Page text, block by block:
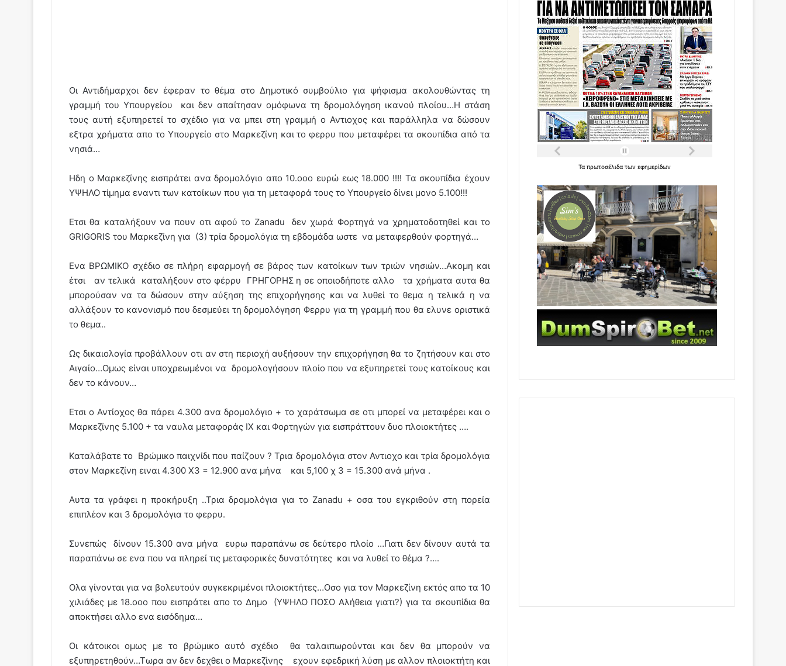
Οι Αντιδήμαρχοι δεν έφεραν το θέμα στο Δημοτικό συμβούλιο για ψήφισμα ακολουθώντας τη
γραμμή του Υπουργείου και δεν απαίτησαν ομόφωνα τη δρομολόγηση ικανού πλοίου…Η στάση
τους αυτή εξυπηρετεί το σχέδιο για να μπει στη γραμμή ο Αντιοχος και παράλληλα να δώσουν
εξτρα χρήματα απο το Υπουργείο στο Μαρκεζίνη και το φερρυ που μεταφέρει τα σκουπίδια από τα
νησιά…
Ηδη ο Μαρκεζίνης εισπράτει ανα δρομολόγιο απο 10.οοο ευρώ εως 18.000 !!!! Τα σκουπίδια έχουν
ΥΨΗΛΟ τίμημα εναντι των κατοίκων που για τη μεταφορά τους το Υπουργείο δίνει μονο 5.100!!!
Ετσι θα καταλήξουν να πουν οτι αφού το Zanadu δεν χωρά Φορτηγά να χρηματοδοτηθεί και το
GRIGORIS του Μαρκεζίνη για (3) τρία δρομολόγια τη εβδομάδα ωστε να μεταφερθούν φορτηγά…
Ενα ΒΡΩΜΙΚΟ σχέδιο σε πλήρη εφαρμογή σε βάρος των κατοίκων των τριών νησιών…Ακομη και
έτσι αν τελικά καταλήξουν στο φέρρυ ΓΡΗΓΟΡΗΣ η σε οποιοδήποτε αλλο τα χρήματα αυτα θα
μπορούσαν να τα δώσουν στην αύξηση της επιχορήγησης και να λυθεί το θεμα η τελικά η να
αλλάξουν το κανονισμό που δεσμεύει τη δρομολόγηση Φερρυ για τη γραμμή που θα ελυνε οριστικά
το θεμα..
Ως δικαιολογία προβάλλουν οτι αν στη περιοχή αυξήσουν την επιχορήγηση θα το ζητήσουν και στο
Αιγαίο…Ομως είναι υποχρεωμένοι να δρομολογήσουν πλοίο που να εξυπηρετεί τους κατοίκους και
δεν το κάνουν…
Ετσι ο Αντίοχος θα πάρει 4.300 ανα δρομολόγιο + το χαράτσωμα σε οτι μπορεί να μεταφέρει και ο
Μαρκεζίνης 5.100 + τα ναυλα μεταφοράς ΙΧ και Φορτηγών για εισπράττουν δυο πλοιοκτήτες ….
Καταλάβατε το Βρώμικο παιχνίδι που παίζουν ? Τρια δρομολόγια στον Αντιοχο και τρία δρομολόγια
στον Μαρκεζίνη ειναι 4.300 Χ3 = 12.900 ανα μήνα και 5,100 χ 3 = 15.300 ανά μήνα .
Αυτα τα γράφει η προκήρυξη ..Τρια δρομολόγια για το Zanadu + οσα του εγκριθούν στη πορεία
επιπλέον και 3 δρομολόγια το φερρυ.
Συνεπώς δίνουν 15.300 ανα μήνα ευρω παραπάνω σε δεύτερο πλοίο …Γιατι δεν δίνουν αυτά τα
παραπάνω σε ενα που να πληρεί τις μεταφορικές δυνατότητες και να λυθεί το θέμα ?….
Ολα γίνονται για να βολευτούν συγκεκριμένοι πλοιοκτήτες…Οσο για τον Μαρκεζίνη εκτός απο τα 10
χιλιάδες με 18.οοο που εισπράτει απο το Δημο (ΥΨΗΛΟ ΠΟΣΟ Αλήθεια γιατι?) για τα σκουπίδια θα
αποκτήσει αλλο ενα εισόδημα…
Οι κάτοικοι ομως με το βρώμικο αυτό σχέδιο θα ταλαιπωρούνται και δεν θα μπορούν να
εξυπηρετηθούν…Τωρα αν δεν δεχθει ο Μαρκεζίνης εχουν εφεδρική λύση με αλλον πλοιοκτήτη και
Ταπρωτοσέλιδατωνεφημερίδων